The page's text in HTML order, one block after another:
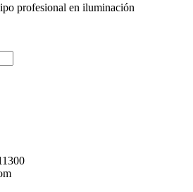
profesional en iluminación